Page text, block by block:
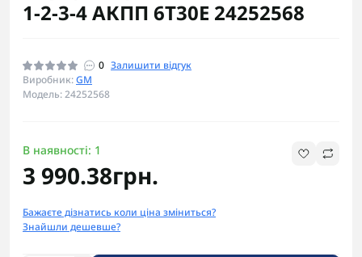
1-2-3-4 АКПП 6T30E 24252568
0 Залишити відгук
Виробник:GM
Модель: 24252568
В наявності: 1
3 990.38грн.
Бажаєте дізнатись коли ціна зміниться?
Знайшли дешевше?